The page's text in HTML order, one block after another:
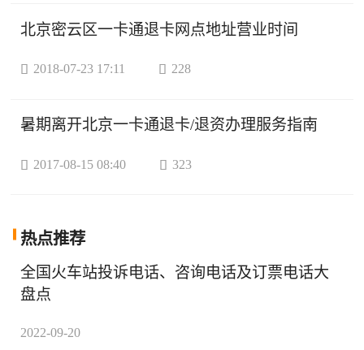
北京密云区一卡通退卡网点地址营业时间
 2018-07-23 17:11  228
暑期离开北京一卡通退卡/退资办理服务指南
 2017-08-15 08:40  323
热点推荐
全国火车站投诉电话、咨询电话及订票电话大
盘点
2022-09-20